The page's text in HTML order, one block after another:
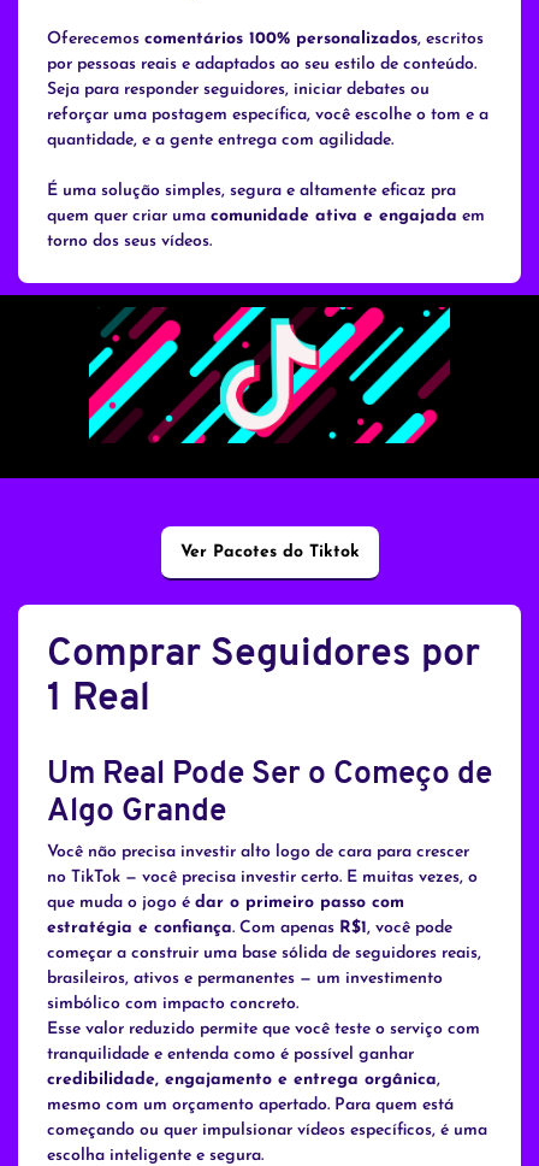
Oferecemos comentários 100% personalizados, escritos
por pessoas reais e adaptados ao seu estilo de conteúdo.
Seja para responder seguidores, iniciar debates ou
reforçar uma postagem específica, você escolhe o tom e a
quantidade, e a gente entrega com agilidade.
É uma solução simples, segura e altamente eficaz pra
quem quer criar uma comunidade ativa e engajada em
torno dos seus vídeos.
Ver Pacotes do Tiktok
Comprar Seguidores por
1 Real
Um Real Pode Ser o Começo de
Algo Grande
Você não precisa investir alto logo de cara para crescer
no TikTok — você precisa investir certo. E muitas vezes, o
que muda o jogo é dar o primeiro passo com
estratégia e confiança. Com apenas R$1, você pode
começar a construir uma base sólida de seguidores reais,
brasileiros, ativos e permanentes — um investimento
simbólico com impacto concreto.
Esse valor reduzido permite que você teste o serviço com
tranquilidade e entenda como é possível ganhar
credibilidade, engajamento e entrega orgânica,
mesmo com um orçamento apertado. Para quem está
começando ou quer impulsionar vídeos específicos, é uma
escolha inteligente e segura.